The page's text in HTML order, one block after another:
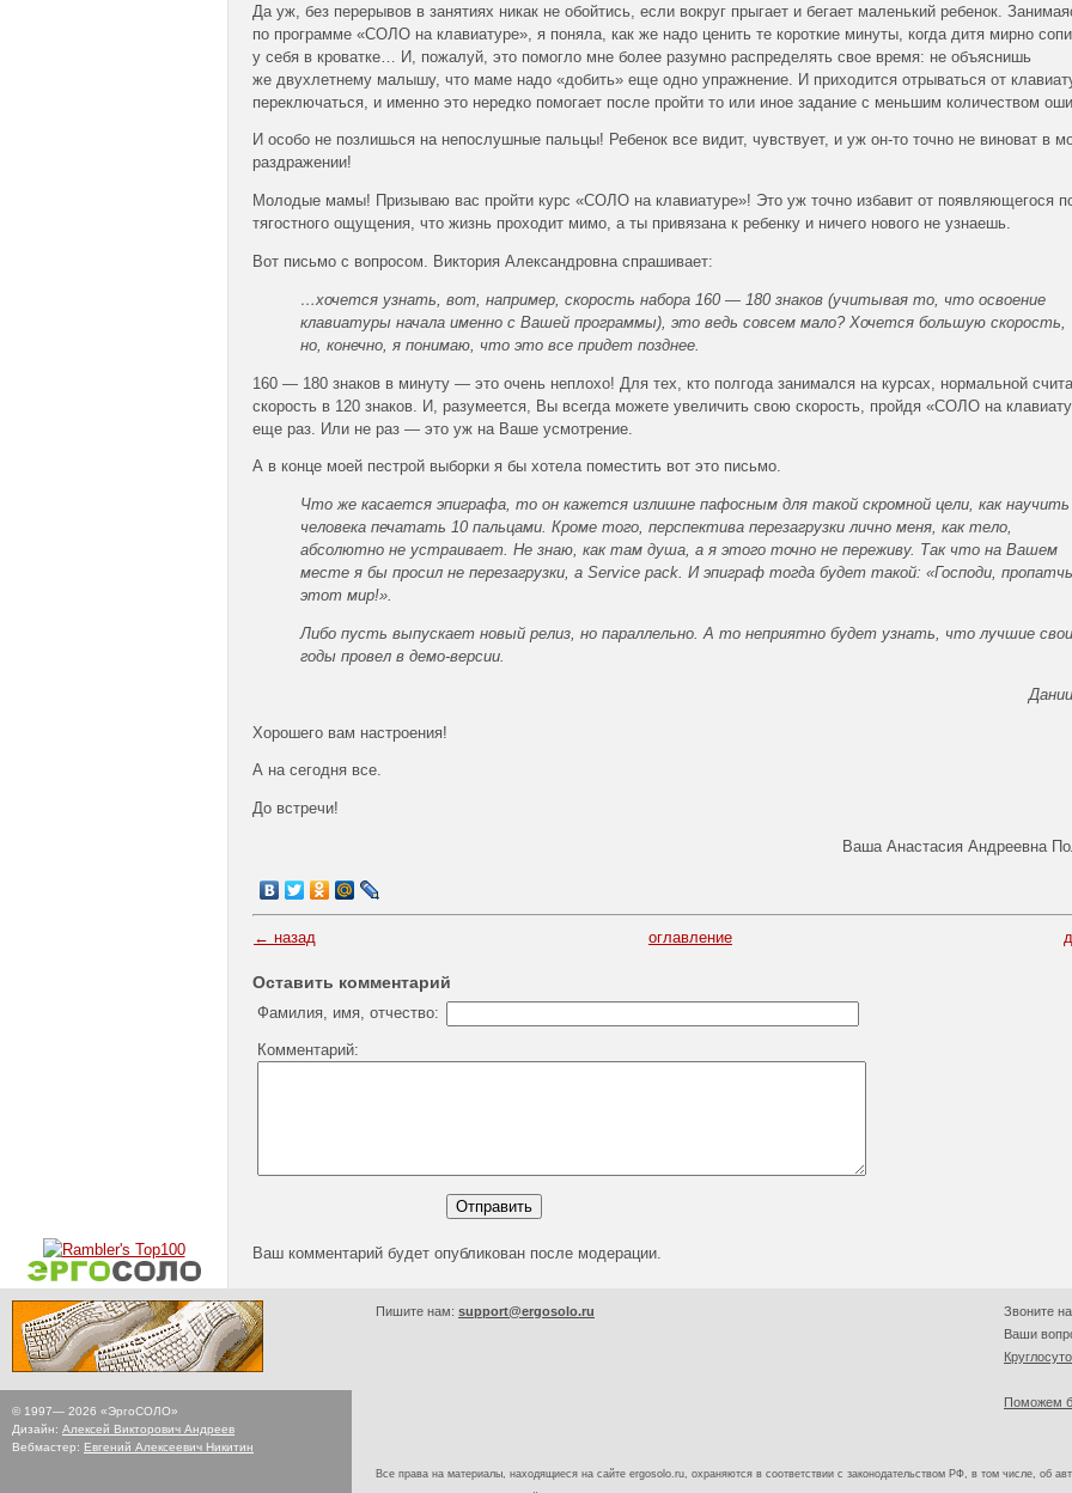
Да уж, без перерывов в занятиях никак не обойтись, если вокруг прыгает и бегает маленький ребенок.
по программе «СОЛО на клавиатуре», я поняла, как же надо ценить те короткие минуты, когда дитя мирно
у себя в кроватке… И, пожалуй, это помогло мне более разумно распределять свое время: не объяснишь
же двухлетнему малышу, что маме надо «добить» еще одно упражнение. И приходится отрываться от
переключаться, и именно это нередко помогает после пройти то или иное задание с меньшим количеством
И особо не позлишься на непослушные пальцы! Ребенок все видит, чувствует, и уж он-то точно не виноват в
раздражении!
Молодые мамы! Призываю вас пройти курс «СОЛО на клавиатуре»! Это уж точно избавит от появляющегося
тягостного ощущения, что жизнь проходит мимо, а ты привязана к ребенку и ничего нового не узнаешь.
Вот письмо с вопросом. Виктория Александровна спрашивает:
…хочется узнать, вот, например, скорость набора 160 — 180 знаков (учитывая то, что освоение
клавиатуры начала именно с Вашей программы), это ведь совсем мало? Хочется большую скорость,
но, конечно, я понимаю, что это все придет позднее.
160 — 180 знаков в минуту — это очень неплохо! Для тех, кто полгода занимался на курсах, нормальной
скорость в 120 знаков. И, разумеется, Вы всегда можете увеличить свою скорость, пройдя «СОЛО на
еще раз. Или не раз — это уж на Ваше усмотрение.
А в конце моей пестрой выборки я бы хотела поместить вот это письмо.
Что же касается эпиграфа, то он кажется излишне пафосным для такой скромной цели, как научить
человека печатать 10 пальцами. Кроме того, перспектива перезагрузки лично меня, как тело,
абсолютно не устраивает. Не знаю, как там душа, а я этого точно не переживу. Так что на Вашем
месте я бы просил не перезагрузки, а Service pack. И эпиграф тогда будет такой: «Господи, пропатчь
этот мир!».
Либо пусть выпускает новый релиз, но параллельно. А то неприятно будет узнать, что лучшие свои
годы провел в демо-версии.
Хорошего вам настроения!
А на сегодня все.
До встречи!
Ваша Анастасия Андреевна
← назад оглавление
Оставить комментарий
Фамилия, имя, отчество:
Комментарий:
Ваш комментарий будет опубликован после модерации.
© 1997— 2026 «ЭргоСОЛО»
Дизайн: Алексей Викторович Андреев
Вебмастер: Евгений Алексеевич Никитин
Пишите нам: support@ergosolo.ru Звоните
Ваши
Поможем
Все права на материалы, находящиеся на сайте ergosolo.ru, охраняются в соответствии с законодательством РФ, в том числе, об